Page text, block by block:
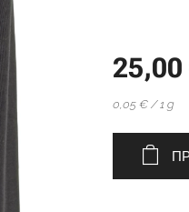
25,00
0,05 € / 1 g